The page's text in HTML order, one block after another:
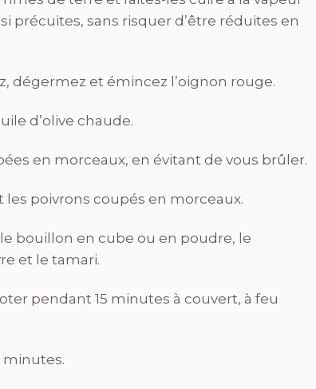
précuites, sans risquer d’être réduites en
dégermez et émincez l’oignon rouge.
d’olive chaude.
en morceaux, en évitant de vous brûler.
les poivrons coupés en morceaux.
bouillon en cube ou en poudre, le
et le tamari.
pendant 15 minutes à couvert, à feu
minutes.